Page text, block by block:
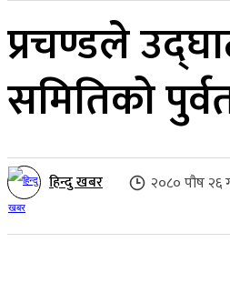
प्रचण्डले
समितिको
हिन्दु खबर २०८० पौष २६